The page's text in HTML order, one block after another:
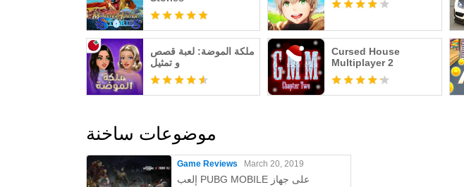
ملكة الموضة: لعبة قصص
و تمثيل
Cursed House
Multiplayer 2
موضوعات ساخنة
Game Reviews March 20, 2019
إلعب PUBG MOBILE على جهاز